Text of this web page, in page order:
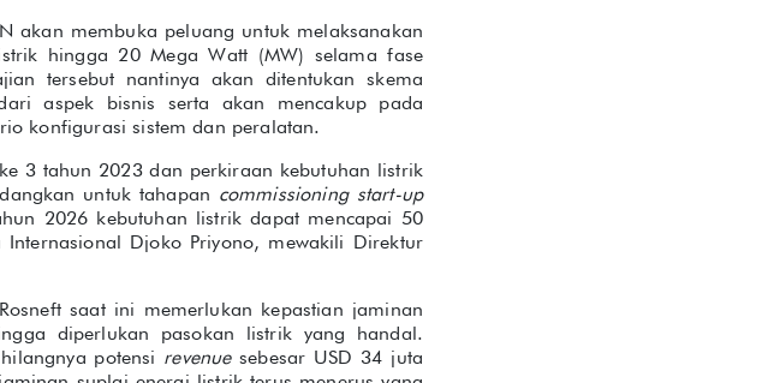
akan membuka peluang untuk melaksanakan
hingga 20 Mega Watt (MW) selama fase
tersebut nantinya akan ditentukan skema
aspek bisnis serta akan mencakup pada
konfigurasi sistem dan peralatan.
3 tahun 2023 dan perkiraan kebutuhan listrik
untuk tahapan commissioning start-up
2026 kebutuhan listrik dapat mencapai 50
Djoko Priyono, mewakili Direktur
saat ini memerlukan kepastian jaminan
diperlukan pasokan listrik yang handal.
potensi revenuesebesar USD 34 juta